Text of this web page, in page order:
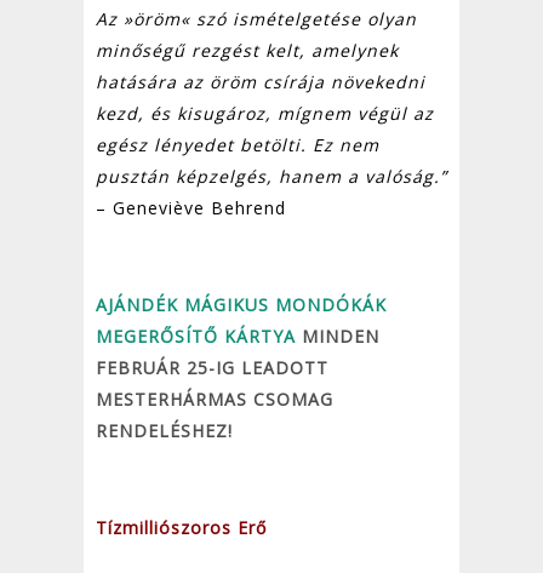
Az »öröm« szó ismételgetése olyan
minőségű rezgést kelt, amelynek
hatására az öröm csírája növekedni
kezd, és kisugároz, mígnem végül az
egész lényedet betölti. Ez nem
pusztán képzelgés, hanem a valóság.”
– Geneviève Behrend
AJÁNDÉK MÁGIKUS MONDÓKÁK
MEGERŐSÍTŐ KÁRTYA MINDEN
FEBRUÁR 25-IG LEADOTT
MESTERHÁRMAS CSOMAG
RENDELÉSHEZ!
Tízmilliószoros Erő